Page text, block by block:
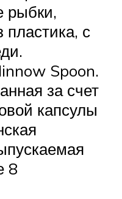
рыбки,
пластика, с
Spoon.
за счет
капсулы
8